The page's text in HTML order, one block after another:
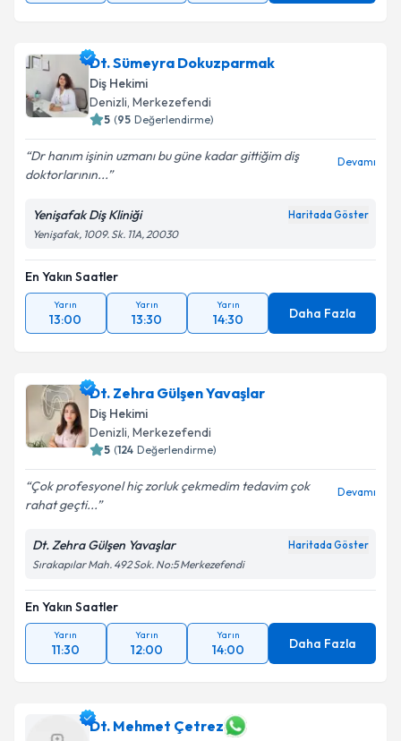
Dt. Sümeyra Dokuzparmak
Diş Hekimi
Denizli, Merkezefendi
5 (95 Değerlendirme)
Dr hanım işinin uzmanı bu güne kadar gittiğim diş
doktorlarının...
Devamı
Yenişafak Diş Kliniği Haritada Göster
Yenişafak, 1009. Sk. 11A, 20030
En Yakın Saatler
Yarın
13:00
Yarın
13:30
Yarın
14:30 Daha Fazla
Dt. Zehra Gülşen Yavaşlar
Diş Hekimi
Denizli, Merkezefendi
5 (124 Değerlendirme)
Çok profesyonel hiç zorluk çekmedim tedavim çok
rahat geçti...
Devamı
Dt. Zehra Gülşen Yavaşlar Haritada Göster
Sırakapılar Mah. 492 Sok. No:5 Merkezefendi
En Yakın Saatler
Yarın
11:30
Yarın
12:00
Yarın
14:00 Daha Fazla
Dt. Mehmet Çetrez